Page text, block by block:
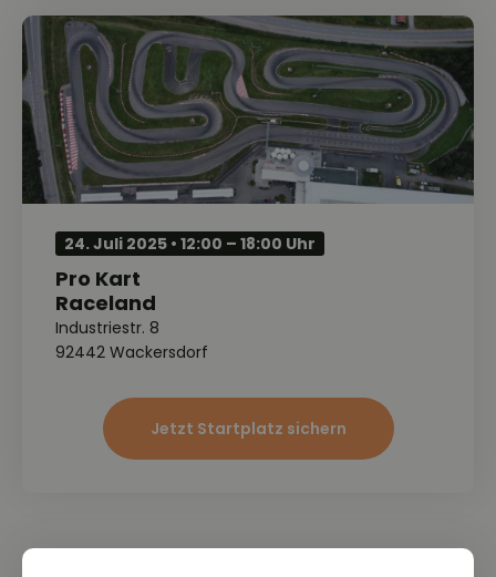
24. Juli 2025 • 12:00 – 18:00 Uhr
Pro Kart
Raceland
Industriestr. 8
92442 Wackersdorf
Jetzt Startplatz sichern